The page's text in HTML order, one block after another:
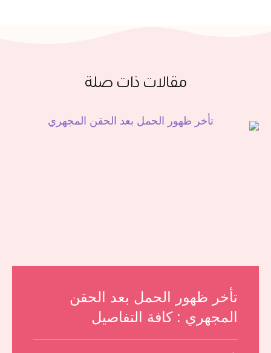
مقالات ذات صلة
نسبة الحمل بعد الحقن المجهري
حسب العمر